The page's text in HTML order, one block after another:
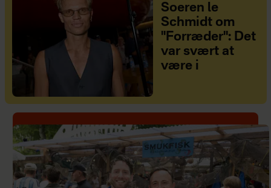
Soeren le
Schmidt om
"Forræder": Det
var svært at
være i